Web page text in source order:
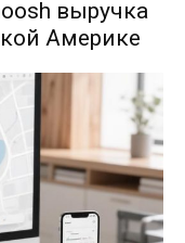
выручка
Америке